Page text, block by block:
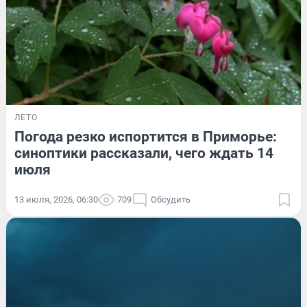
ЛЕТО
Погода резко испортится в Приморье:
синоптики рассказали, чего ждать 14
июля
13 июля, 2026, 06:30 709 Обсудить